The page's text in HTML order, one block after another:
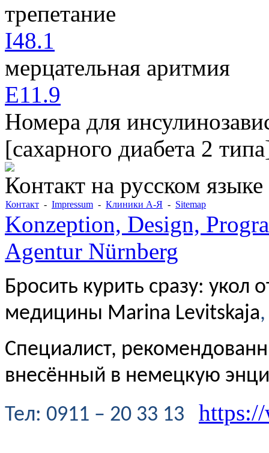
трепетание
I48.1
мерцательная аритмия
E11.9
Номера для
[сахарного диабета 2
Контакт на русском
Контакт - Impressum - Клиники А-Я - Sitemap
Konzeption, Design,
Agentur Nürnberg
Бросить курить сразу: укол
медицины Marina Levitskaja,
Специалист,
внесённый в немецкую
Teл: 0911 – 20 33 13